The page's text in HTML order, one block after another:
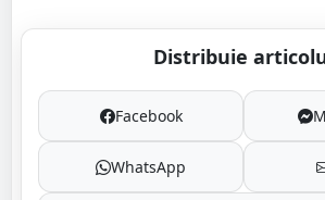
Distribuie
Facebook
WhatsApp